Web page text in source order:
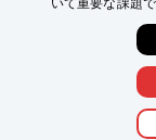
回路により重量
ムーズに搬送で
別作業の効率化
【活用シーン】
・廃棄物の種類
・リサイクル品